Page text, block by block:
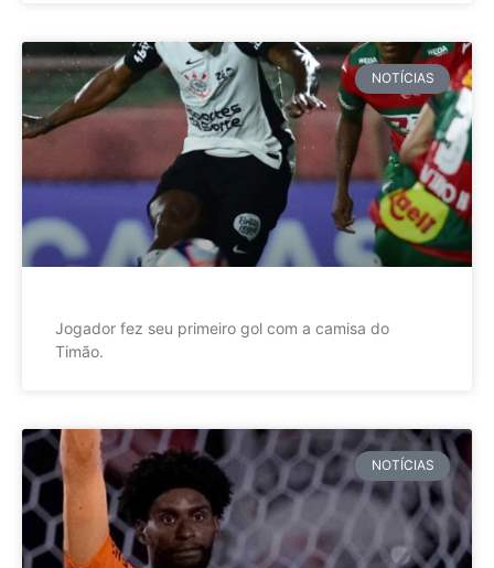
NOTÍCIAS
Jogador fez seu primeiro gol com a camisa do
Timão.
NOTÍCIAS